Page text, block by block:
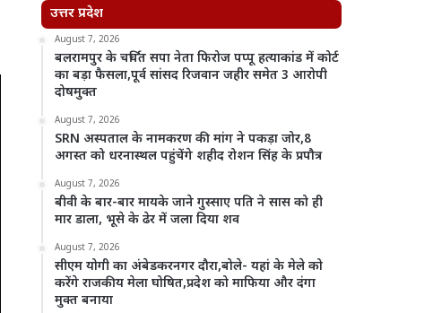
उत्तर प्रदेश
August 7, 2026
बलरामपुर के चर्चित सपा नेता फिरोज पप्पू हत्याकांड में कोर्ट
का बड़ा फैसला,पूर्व सांसद रिजवान जहीर समेत 3 आरोपी
दोषमुक्त
August 7, 2026
SRN अस्पताल के नामकरण की मांग ने पकड़ा जोर,8
अगस्त को धरनास्थल पहुंचेंगे शहीद रोशन सिंह के प्रपौत्र
August 7, 2026
बीवी के बार-बार मायके जाने गुस्साए पति ने सास को ही
मार डाला, भूसे के ढेर में जला दिया शव
August 7, 2026
सीएम योगी का अंबेडकरनगर दौरा,बोले- यहां के मेले को
करेंगे राजकीय मेला घोषित,प्रदेश को माफिया और दंगा
मुक्त बनाया